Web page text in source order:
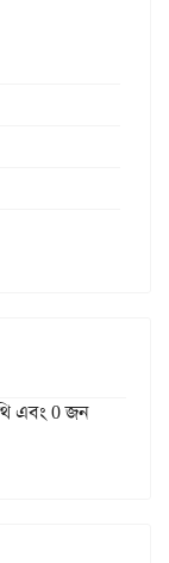
এবং 0 জন